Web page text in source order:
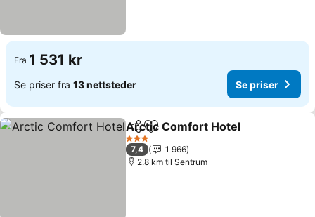
Fra 1 531 kr
Se priser fra 13 nettsteder Se priser
Del Legg til i favoritter
Arctic Comfort Hotel
3 Stjerner
7,4
1 966
2.8 km til Sentrum